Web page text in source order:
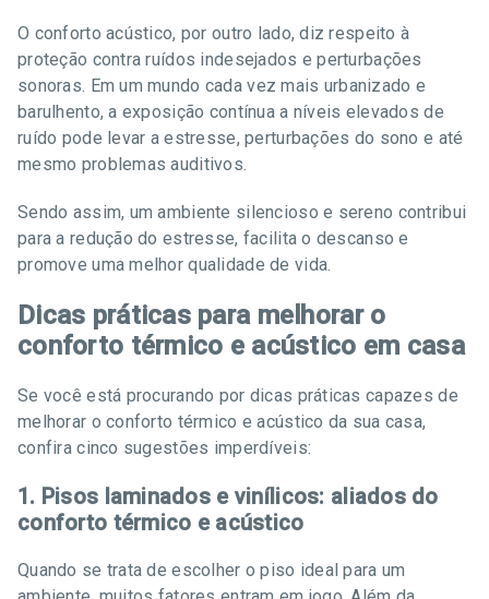
O conforto acústico, por outro lado, diz respeito à
proteção contra ruídos indesejados e perturbações
sonoras. Em um mundo cada vez mais urbanizado e
barulhento, a exposição contínua a níveis elevados de
ruído pode levar a estresse, perturbações do sono e até
mesmo problemas auditivos.
Sendo assim, um ambiente silencioso e sereno contribui
para a redução do estresse, facilita o descanso e
promove uma melhor qualidade de vida.
Dicas práticas para melhorar o
conforto térmico e acústico em casa
Se você está procurando por dicas práticas capazes de
melhorar o conforto térmico e acústico da sua casa,
confira cinco sugestões imperdíveis:
1. Pisos laminados e vinílicos: aliados do
conforto térmico e acústico
Quando se trata de escolher o piso ideal para um